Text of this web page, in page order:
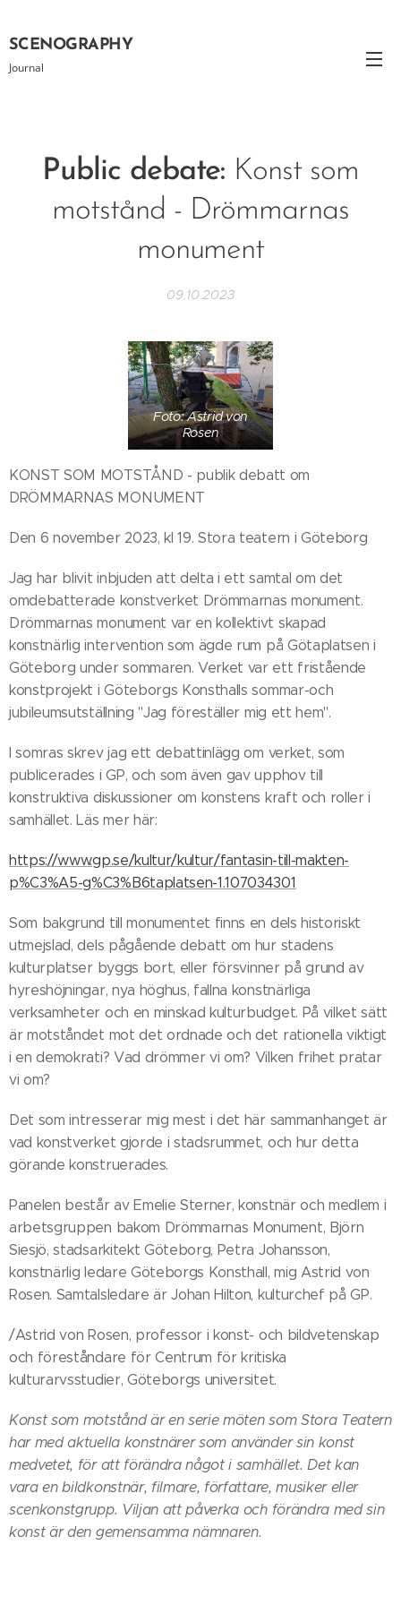
SCENOGRAPHY
Journal
Public debate: Konst som
motstånd - Drömmarnas
monument
09.10.2023
Foto: Astrid von
Rosen
KONST SOM MOTSTÅND - publik debatt om
DRÖMMARNAS MONUMENT
Den 6 november 2023, kl 19. Stora teatern i Göteborg
Jag har blivit inbjuden att delta i ett samtal om det
omdebatterade konstverket Drömmarnas monument.
Drömmarnas monument var en kollektivt skapad
konstnärlig intervention som ägde rum på Götaplatsen i
Göteborg under sommaren. Verket var ett fristående
konstprojekt i Göteborgs Konsthalls sommar-och
jubileumsutställning "Jag föreställer mig ett hem".
I somras skrev jag ett debattinlägg om verket, som
publicerades i GP, och som även gav upphov till
konstruktiva diskussioner om konstens kraft och roller i
samhället. Läs mer här:
https://www.gp.se/kultur/kultur/fantasin-till-makten-
p%C3%A5-g%C3%B6taplatsen-1.107034301
Som bakgrund till monumentet finns en dels historiskt
utmejslad, dels pågående debatt om hur stadens
kulturplatser byggs bort, eller försvinner på grund av
hyreshöjningar, nya höghus, fallna konstnärliga
verksamheter och en minskad kulturbudget. På vilket sätt
är motståndet mot det ordnade och det rationella viktigt
i en demokrati? Vad drömmer vi om? Vilken frihet pratar
vi om?
Det som intresserar mig mest i det här sammanhanget är
vad konstverket gjorde i stadsrummet, och hur detta
görande konstruerades.
Panelen består av Emelie Sterner, konstnär och medlem i
arbetsgruppen bakom Drömmarnas Monument, Björn
Siesjö, stadsarkitekt Göteborg, Petra Johansson,
konstnärlig ledare Göteborgs Konsthall, mig Astrid von
Rosen. Samtalsledare är Johan Hilton, kulturchef på GP.
/Astrid von Rosen, professor i konst- och bildvetenskap
och föreståndare för Centrum för kritiska
kulturarvsstudier, Göteborgs universitet.
Konst som motstånd är en serie möten som Stora Teatern
har med aktuella konstnärer som använder sin konst
medvetet, för att förändra något i samhället. Det kan
vara en bildkonstnär, filmare, författare, musiker eller
scenkonstgrupp. Viljan att påverka och förändra med sin
konst är den gemensamma nämnaren.